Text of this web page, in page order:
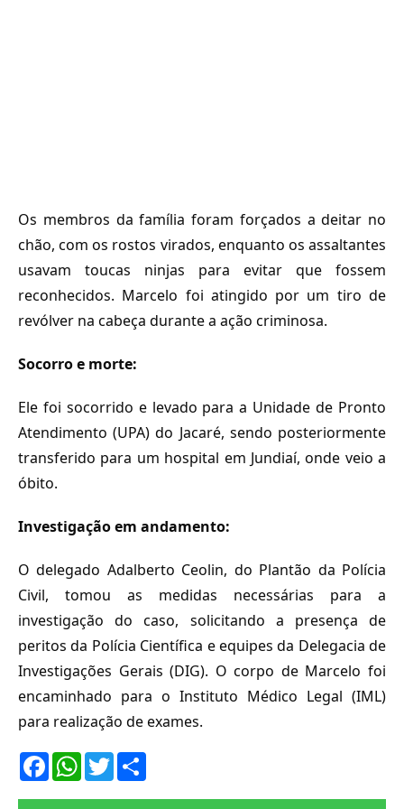
Os membros da família foram forçados a deitar no
chão, com os rostos virados, enquanto os assaltantes
usavam toucas ninjas para evitar que fossem
reconhecidos. Marcelo foi atingido por um tiro de
revólver na cabeça durante a ação criminosa.
Socorro e morte:
Ele foi socorrido e levado para a Unidade de Pronto
Atendimento (UPA) do Jacaré, sendo posteriormente
transferido para um hospital em Jundiaí, onde veio a
óbito.
Investigação em andamento:
O delegado Adalberto Ceolin, do Plantão da Polícia
Civil, tomou as medidas necessárias para a
investigação do caso, solicitando a presença de
peritos da Polícia Científica e equipes da Delegacia de
Investigações Gerais (DIG). O corpo de Marcelo foi
encaminhado para o Instituto Médico Legal (IML)
para realização de exames.
F
a
e
W
h
t
T
w
t
r